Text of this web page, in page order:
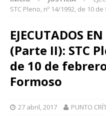
STC Pleno, nº 14/1992, de 10
EJECUTADOS
(Parte II): STC
de 10 de
Formoso
27 abril, 2017 PUNTO